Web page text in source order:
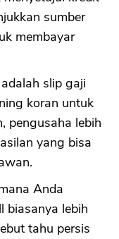
sumber
membayar
slip gaji
koran untuk
pengusaha lebih
yang bisa
Anda
biasanya lebih
tahu persis